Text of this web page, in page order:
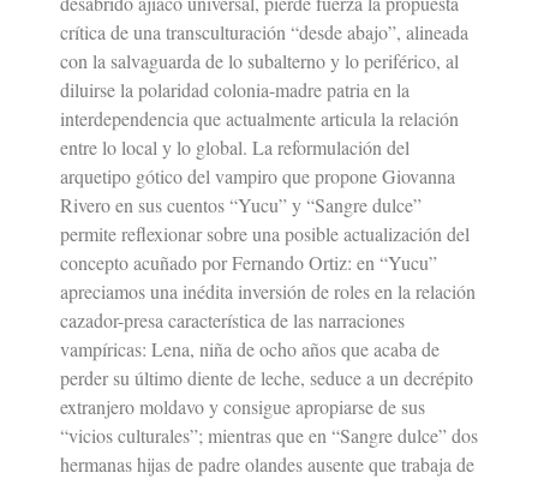
crítica de una transculturación “desde abajo”, alineada
con la salvaguarda de lo subalterno y lo periférico, al
diluirse la polaridad colonia-madre patria en la
interdependencia que actualmente articula la relación
entre lo local y lo global. La reformulación del
arquetipo gótico del vampiro que propone Giovanna
Rivero en sus cuentos “Yucu” y “Sangre dulce”
permite reflexionar sobre una posible actualización del
concepto acuñado por Fernando Ortiz: en “Yucu”
apreciamos una inédita inversión de roles en la relación
cazador-presa característica de las narraciones
vampíricas: Lena, niña de ocho años que acaba de
perder su último diente de leche, seduce a un decrépito
extranjero moldavo y consigue apropiarse de sus
“vicios culturales”; mientras que en “Sangre dulce” dos
hermanas hijas de padre olandes ausente que trabaja de